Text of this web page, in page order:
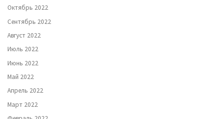
Октябрь 2022
Сентябрь 2022
Август 2022
Июль 2022
Июнь 2022
Май 2022
Апрель 2022
Март 2022